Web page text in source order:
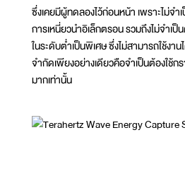
ซึ่งเคยมีผู้ทดลองไว้ก่อนหน้า เพราะไม่จ
การเหนี่ยวนำอิเล็กตรอน รวมถึงไม่จำ
ในระดับต่ำเป็นพิเศษ ซึ่งไม่สามารถใช้งา
จำกัดเพียงอย่างเดียวคือจำเป็นต้องใช้
มากเท่านั้น